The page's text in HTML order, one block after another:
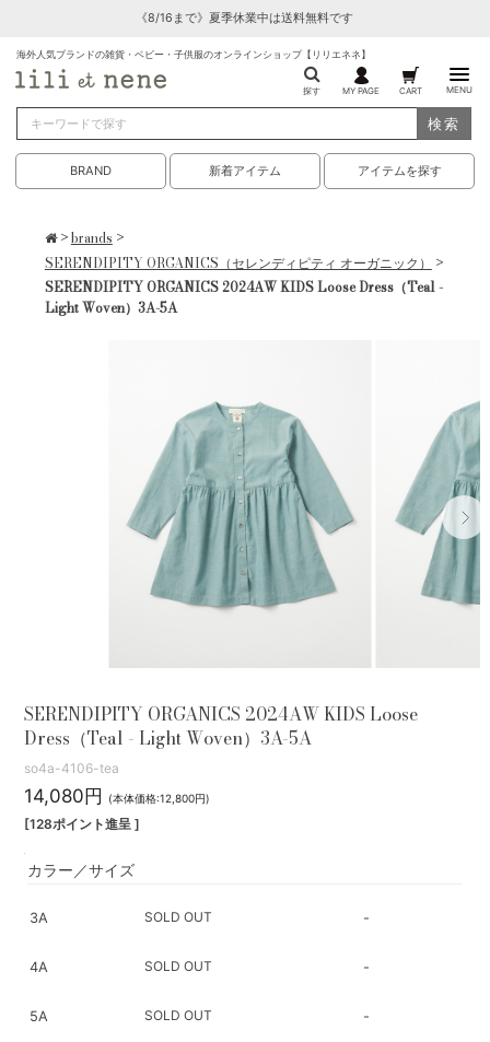
《8/16まで》夏季休業中は送料無料です
海外人気ブランドの雑貨・ベビー・子供服のオンラインショップ【リリエネネ】
探す MY PAGE CART MENU
検索
BRAND 新着アイテム アイテムを探す
>brands >
SERENDIPITY ORGANICS（セレンディピティ オーガニック） >
SERENDIPITY ORGANICS 2024AW KIDS Loose Dress（Teal -
Light Woven）3A-5A
SERENDIPITY ORGANICS 2024AW KIDS Loose
Dress（Teal - Light Woven）3A-5A
so4a-4106-tea
14,080円 (本体価格:12,800円)
[128ポイント進呈 ]
カラー／サイズ
3A SOLD OUT -
4A SOLD OUT -
5A SOLD OUT -